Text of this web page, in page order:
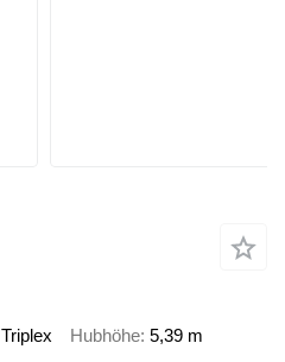
Triplex Hubhöhe 5,39 m